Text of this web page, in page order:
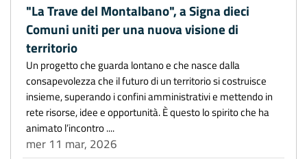
"La Trave del Montalbano", a Signa dieci
Comuni uniti per una nuova visione di
territorio
Un progetto che guarda lontano e che nasce dalla
consapevolezza che il futuro di un territorio si costruisce
insieme, superando i confini amministrativi e mettendo in
rete risorse, idee e opportunità. È questo lo spirito che ha
animato l’incontro ....
mer 11 mar, 2026